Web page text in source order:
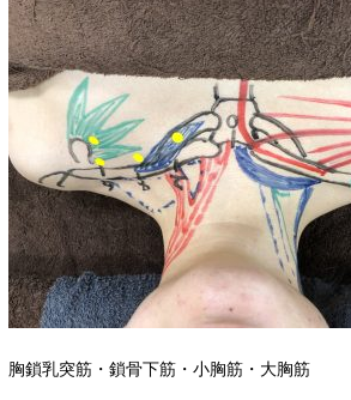
胸鎖乳突筋・鎖骨下筋・小胸筋・大胸筋